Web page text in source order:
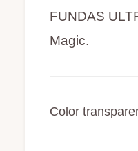
FUNDAS
Magic.
Color